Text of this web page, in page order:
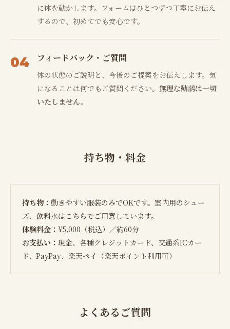
に体を動かします。フォームはひとつずつ丁寧にお伝え
するので、初めてでも安心です。
04 フィードバック・ご質問
体の状態のご説明と、今後のご提案をお伝えします。気
になることは何でもご質問ください。 無理な勧誘は一切
いたしません。
持ち物・料金
持ち物： 動きやすい服装のみでOKです。室内用のシュー
ズ、飲料水はこちらでご用意しています。
体験料金： ¥5,000（税込）／約60分
お支払い： 現金、各種クレジットカード、交通系ICカー
ド、PayPay、楽天ペイ（楽天ポイント利用可）
よくあるご質問